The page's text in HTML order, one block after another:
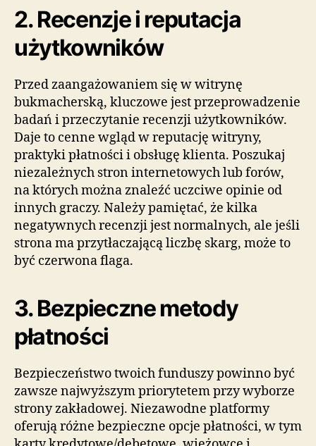
2. Recenzje i reputacja
użytkowników
Przed zaangażowaniem się w witrynę
bukmacherską, kluczowe jest przeprowadzenie
badań i przeczytanie recenzji użytkowników.
Daje to cenne wgląd w reputację witryny,
praktyki płatności i obsługę klienta. Poszukaj
niezależnych stron internetowych lub forów,
na których można znaleźć uczciwe opinie od
innych graczy. Należy pamiętać, że kilka
negatywnych recenzji jest normalnych, ale jeśli
strona ma przytłaczającą liczbę skarg, może to
być czerwona flaga.
3. Bezpieczne metody
płatności
Bezpieczeństwo twoich funduszy powinno być
zawsze najwyższym priorytetem przy wyborze
strony zakładowej. Niezawodne platformy
oferują różne bezpieczne opcje płatności, w tym